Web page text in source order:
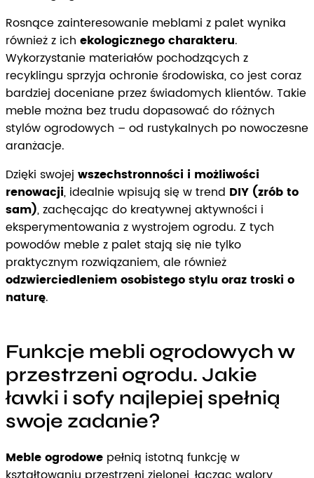
Rosnące zainteresowanie meblami z palet wynika
również z ich ekologicznego charakteru.
Wykorzystanie materiałów pochodzących z
recyklingu sprzyja ochronie środowiska, co jest coraz
bardziej doceniane przez świadomych klientów. Takie
meble można bez trudu dopasować do różnych
stylów ogrodowych – od rustykalnych po nowoczesne
aranżacje.
Dzięki swojej wszechstronności i możliwości
renowacji, idealnie wpisują się w trend DIY (zrób to
sam), zachęcając do kreatywnej aktywności i
eksperymentowania z wystrojem ogrodu. Z tych
powodów meble z palet stają się nie tylko
praktycznym rozwiązaniem, ale również
odzwierciedleniem osobistego stylu oraz troski o
naturę.
Funkcje mebli ogrodowych w
przestrzeni ogrodu. Jakie
ławki i sofy najlepiej spełnią
swoje zadanie?
Meble ogrodowe pełnią istotną funkcję w